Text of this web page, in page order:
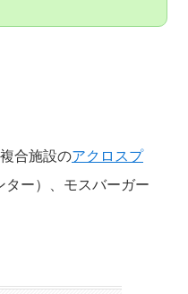
合施設のアクロスプ
ター）、モスバーガー